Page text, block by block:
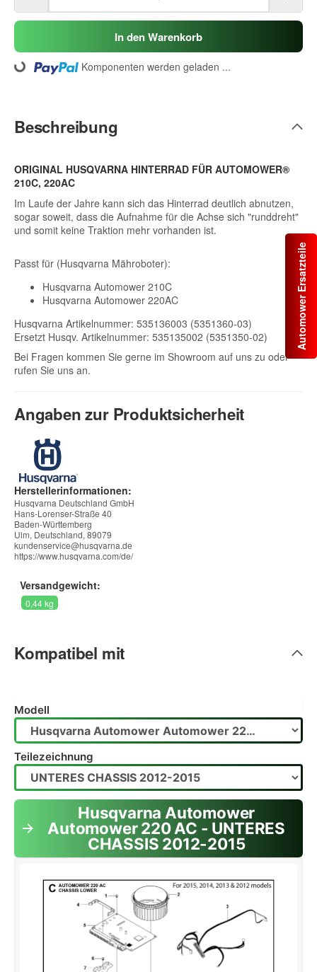
Automower Ersatzteile
In den Warenkorb
Loading... Komponenten werden geladen ...
Beschreibung
ORIGINAL HUSQVARNA HINTERRAD FÜR AUTOMOWER®
210C, 220AC
Im Laufe der Jahre kann sich das Hinterrad deutlich abnutzen,
sogar soweit, dass die Aufnahme für die Achse sich "runddreht"
und somit keine Traktion mehr vorhanden ist.
Passt für (Husqvarna Mähroboter):
Husqvarna Automower 210C
Husqvarna Automower 220AC
Husqvarna Artikelnummer: 535136003 (5351360-03)
Ersetzt Husqv. Artikelnummer: 535135002 (5351350-02)
Bei Fragen kommen Sie gerne im Showroom auf uns zu oder
rufen Sie uns an.
Angaben zur Produktsicherheit
Herstellerinformationen:
Husqvarna Deutschland GmbH
Hans-Lorenser-Straße 40
Baden-Württemberg
Ulm, Deutschland, 89079
kundenservice@husqvarna.de
https://www.husqvarna.com/de/
Versandgewicht:
0,44 kg
Kompatibel mit
Husqvarna Automower
Automower 220 AC - UNTERES
CHASSIS 2012-2015
Teilezeichnung
Modell